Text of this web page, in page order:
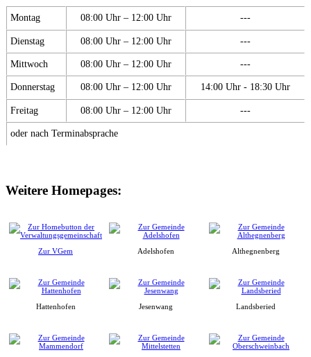
Montag 08:00 Uhr – 12:00 Uhr ---
Dienstag 08:00 Uhr – 12:00 Uhr ---
Mittwoch 08:00 Uhr – 12:00 Uhr ---
Donnerstag 08:00 Uhr – 12:00 Uhr 14:00 Uhr - 18:30 Uhr
Freitag 08:00 Uhr – 12:00 Uhr ---
oder nach Terminabsprache
Weitere Homepages:
Zur VGem Adelshofen Althegnenberg
Hattenhofen Jesenwang Landsberied